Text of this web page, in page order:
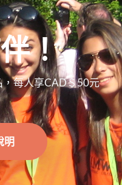
！
每人享CAD＄50元
明